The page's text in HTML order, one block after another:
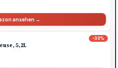
ansehen →
-33%
5,2L